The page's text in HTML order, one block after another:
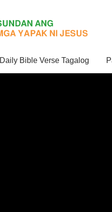
Daily Bible Verse Tagalog